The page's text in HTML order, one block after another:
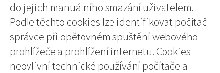
do jejich manuálního smazání uživatelem.
Podle těchto cookies lze identifikovat počítač
správce při opětovném spuštění webového
prohlížeče a prohlížení internetu. Cookies
neovlivní technické používání počítače a